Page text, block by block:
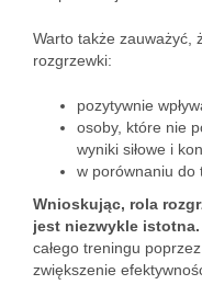
Warto także zauważyć,
rozgrzewki:
pozytywnie
osoby, które nie
wyniki siłowe i
w porównaniu do
Wnioskując, rola
jest niezwykle istotna.
całego treningu
zwiększenie